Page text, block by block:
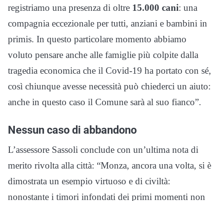
registriamo una presenza di oltre 15.000 cani: una
compagnia eccezionale per tutti, anziani e bambini in
primis. In questo particolare momento abbiamo
voluto pensare anche alle famiglie più colpite dalla
tragedia economica che il Covid-19 ha portato con sé,
così chiunque avesse necessità può chiederci un aiuto:
anche in questo caso il Comune sarà al suo fianco”.
Nessun caso di abbandono
L’assessore Sassoli conclude con un’ultima nota di
merito rivolta alla città: “Monza, ancora una volta, si è
dimostrata un esempio virtuoso e di civiltà:
nonostante i timori infondati dei primi momenti non